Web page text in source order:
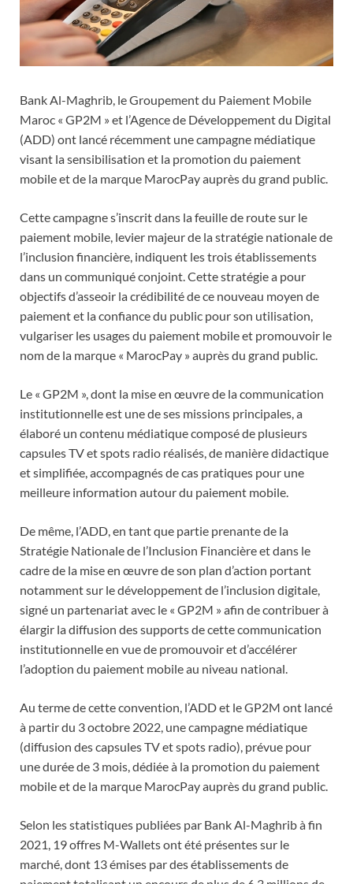
Bank Al-Maghrib, le Groupement du Paiement Mobile
Maroc « GP2M » et l’Agence de Développement du Digital
(ADD) ont lancé récemment une campagne médiatique
visant la sensibilisation et la promotion du paiement
mobile et de la marque MarocPay auprès du grand public.
Cette campagne s’inscrit dans la feuille de route sur le
paiement mobile, levier majeur de la stratégie nationale de
l’inclusion financière, indiquent les trois établissements
dans un communiqué conjoint. Cette stratégie a pour
objectifs d’asseoir la crédibilité de ce nouveau moyen de
paiement et la confiance du public pour son utilisation,
vulgariser les usages du paiement mobile et promouvoir le
nom de la marque « MarocPay » auprès du grand public.
Le « GP2M », dont la mise en œuvre de la communication
institutionnelle est une de ses missions principales, a
élaboré un contenu médiatique composé de plusieurs
capsules TV et spots radio réalisés, de manière didactique
et simplifiée, accompagnés de cas pratiques pour une
meilleure information autour du paiement mobile.
De même, l’ADD, en tant que partie prenante de la
Stratégie Nationale de l’Inclusion Financière et dans le
cadre de la mise en œuvre de son plan d’action portant
notamment sur le développement de l’inclusion digitale,
signé un partenariat avec le « GP2M » afin de contribuer à
élargir la diffusion des supports de cette communication
institutionnelle en vue de promouvoir et d’accélérer
l’adoption du paiement mobile au niveau national.
Au terme de cette convention, l’ADD et le GP2M ont lancé
à partir du 3 octobre 2022, une campagne médiatique
(diffusion des capsules TV et spots radio), prévue pour
une durée de 3 mois, dédiée à la promotion du paiement
mobile et de la marque MarocPay auprès du grand public.
Selon les statistiques publiées par Bank Al-Maghrib à fin
2021, 19 offres M-Wallets ont été présentes sur le
marché, dont 13 émises par des établissements de